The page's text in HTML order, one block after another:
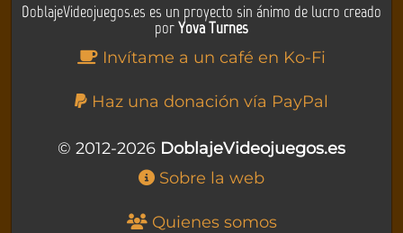
DoblajeVideojuegos.es es un proyecto sin ánimo de lucro creado
porYova Turnes
Invítame a un café en Ko-Fi
Haz una donación vía PayPal
© 2012-2026 DoblajeVideojuegos.es
Sobre la web
Quienes somos